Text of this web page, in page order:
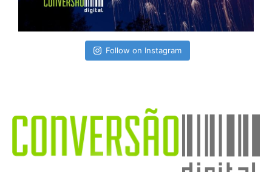
Follow on Instagram